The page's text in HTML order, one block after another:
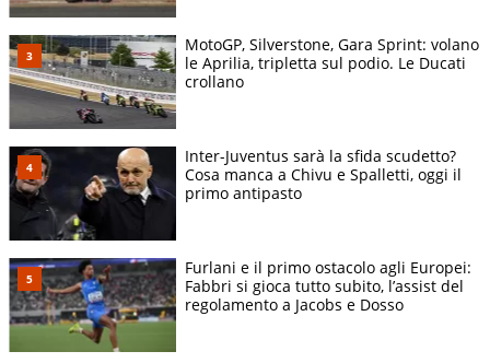
MotoGP, Silverstone, Gara Sprint: volano
le Aprilia, tripletta sul podio. Le Ducati
crollano
Inter-Juventus sarà la sfida scudetto?
Cosa manca a Chivu e Spalletti, oggi il
primo antipasto
Furlani e il primo ostacolo agli Europei:
Fabbri si gioca tutto subito, l’assist del
regolamento a Jacobs e Dosso